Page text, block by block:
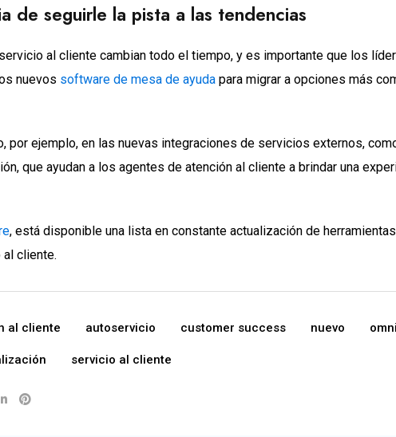
de seguirle la pista a las tendencias
al cliente cambian todo el tiempo, y es importante que los
nuevos software de mesa de ayuda para migrar a opciones más
por ejemplo, en las nuevas integraciones de servicios externos,
que ayudan a los agentes de atención al cliente a brindar una
, está disponible una lista en constante actualización de
cliente.
al cliente autoservicio customer success nuevo
servicio al cliente